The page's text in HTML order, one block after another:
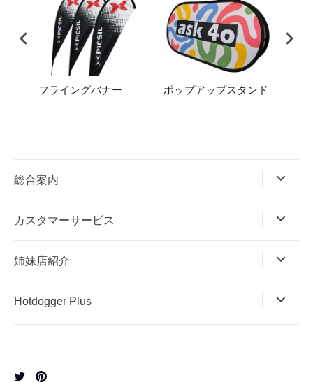
フライングバナー ポップアップスタンド
総合案内
カスタマーサービス
姉妹店紹介
Hotdogger Plus